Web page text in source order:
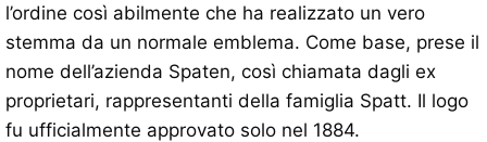
l’ordine così abilmente che ha realizzato un vero
stemma da un normale emblema. Come base, prese il
nome dell’azienda Spaten, così chiamata dagli ex
proprietari, rappresentanti della famiglia Spatt. Il logo
fu ufficialmente approvato solo nel 1884.